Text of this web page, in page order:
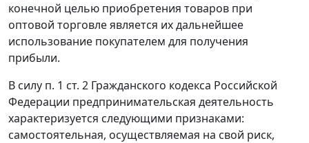
конечной целью приобретения товаров при
оптовой торговле является их дальнейшее
использование покупателем для получения
прибыли.
В силу п. 1 ст. 2 Гражданского кодекса Российской
Федерации предпринимательская деятельность
характеризуется следующими признаками:
самостоятельная, осуществляемая на свой риск,